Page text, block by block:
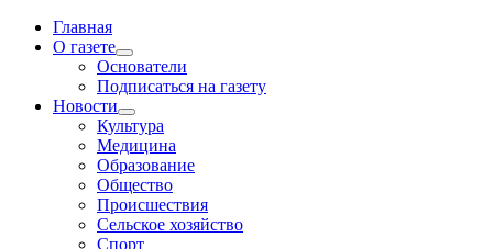
Главная
О газете
Основатели
Подписаться на газету
Новости
Культура
Медицина
Образование
Общество
Происшествия
Сельское хозяйство
Спорт